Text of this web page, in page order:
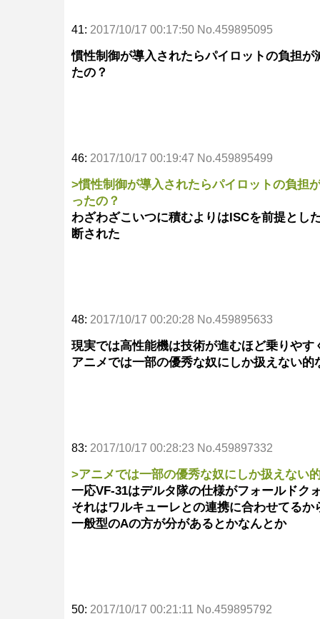
41: 2017/10/17 00:17:50 No.459895095
慣性制御が導入されたらパイロットの負担
たの？
46: 2017/10/17 00:19:47 No.459895499
>慣性制御が導入されたらパイロットの負担
ったの？
わざわざこいつに積むよりはISCを前提とし
断された
48: 2017/10/17 00:20:28 No.459895633
現実では高性能機は技術が進むほど乗りやす
アニメでは一部の優秀な奴にしか扱えない
83: 2017/10/17 00:28:23 No.459897332
>アニメでは一部の優秀な奴にしか扱えない
一応VF-31はデルタ隊の仕様がフォールドク
それはワルキューレとの連携に合わせてる
一般型のAの方が分があるとかなんとか
50: 2017/10/17 00:21:11 No.459895792